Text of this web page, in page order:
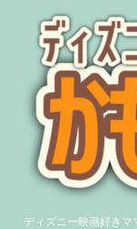
ディズニー映画好きマ